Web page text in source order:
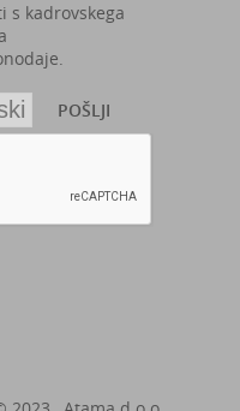
s kadrovskega
POŠLJI